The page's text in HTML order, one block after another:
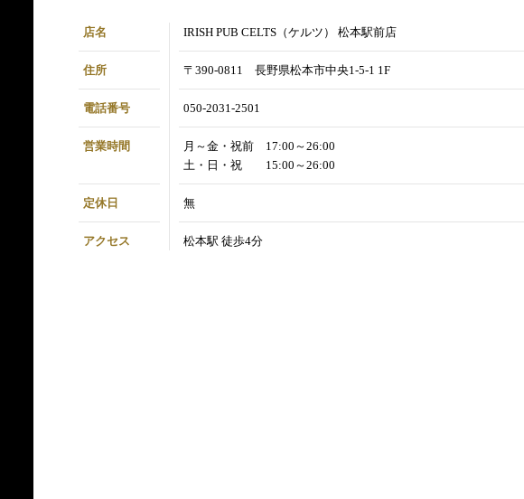
店名 IRISH PUB CELTS（ケルツ） 松本駅前店
住所 〒390-0811 長野県松本市中央1-5-1 1F
電話番号 050-2031-2501
営業時間
月～金・祝前 17:00～26:00
土・日・祝 15:00～26:00
定休日 無
アクセス 松本駅 徒歩4分